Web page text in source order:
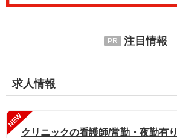
注目情報
求人情報
NEW
クリニックの看護師/常勤・夜勤有り